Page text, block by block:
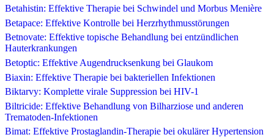
Betahistin: Effektive Therapie bei Schwindel und Morbus Menière
Betapace: Effektive Kontrolle bei Herzrhythmusstörungen
Betnovate: Effektive topische Behandlung bei entzündlichen
Hauterkrankungen
Betoptic: Effektive Augendrucksenkung bei Glaukom
Biaxin: Effektive Therapie bei bakteriellen Infektionen
Biktarvy: Komplette virale Suppression bei HIV-1
Biltricide: Effektive Behandlung von Bilharziose und anderen
Trematoden-Infektionen
Bimat: Effektive Prostaglandin-Therapie bei okulärer Hypertension